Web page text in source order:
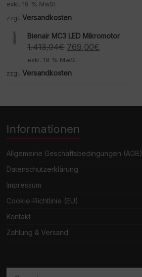
exkl. 19 % MwSt.
zzgl. Versandkosten
Bienair MC3 LED Mikromotor
1.413,04€ Ursprünglicher
Preis
war:
769,00€
exkl. 19 % MwSt.
zzgl. Versandkosten
Informationen
Allgemeine Geschäftsbedingungen (AGB)
Datenschutzerklärung
Impressum
Cookie-Richtlinie (EU)
Kontakt
Zahlung & Versand